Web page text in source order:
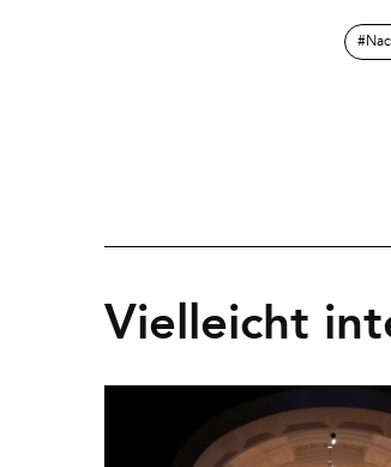
Vielleicht